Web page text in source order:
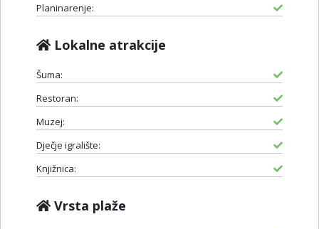
Planinarenje:
Lokalne atrakcije
Šuma:
Restoran:
Muzej:
Dječje igralište:
Knjižnica:
Vrsta plaže